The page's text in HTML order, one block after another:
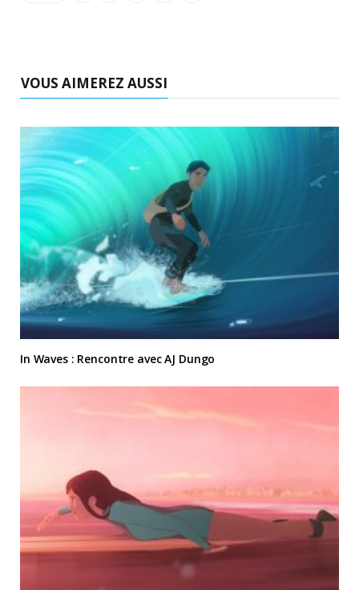
VOUS AIMEREZ AUSSI
In Waves : Rencontre avec AJ Dungo